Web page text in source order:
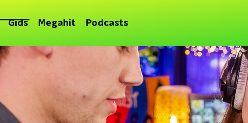
Gids Megahit Podcasts